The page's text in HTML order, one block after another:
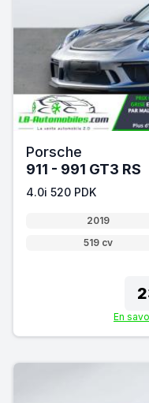
Porsche
911 - 991 GT3 RS
4.0i 520 PDK
2019
519 cv
En